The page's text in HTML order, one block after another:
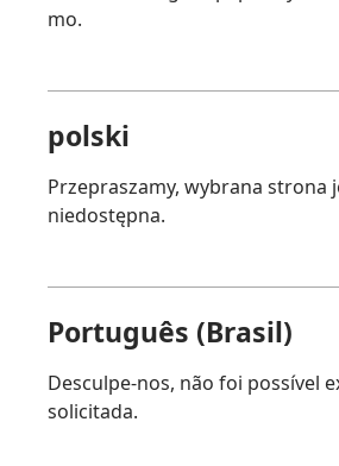
mo.
polski
Przepraszamy, wybrana strona
niedostępna.
Português (Brasil)
Desculpe-nos, não foi possível
solicitada.